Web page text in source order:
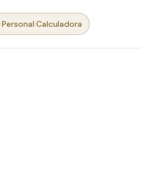
·Personal·Calculadora